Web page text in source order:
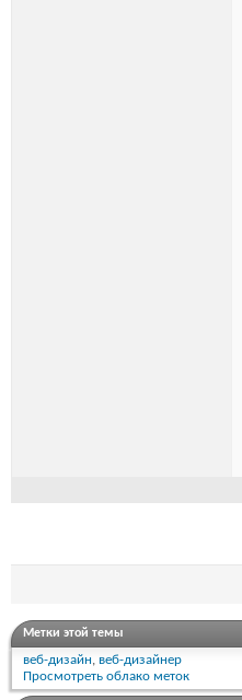
Метки этой темы
веб-дизайн, веб-дизайнер
Просмотреть облако меток